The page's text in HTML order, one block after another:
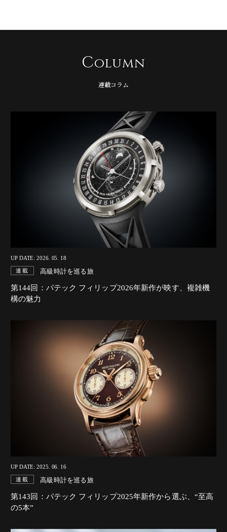
Column
連載コラム
UP DATE: 2026. 05. 18
連載 高級時計を巡る旅
第144回：パテック フィリップ2026年新作が映す、複雑機
構の魅力
UP DATE: 2025. 06. 16
連載 高級時計を巡る旅
第143回：パテック フィリップ2025年新作から選ぶ、“至高
の5本”